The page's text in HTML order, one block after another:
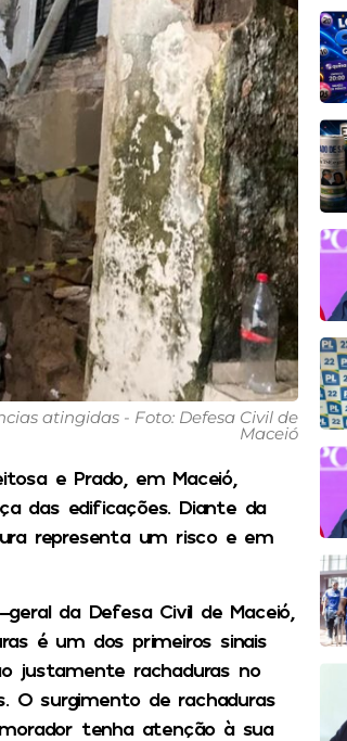
atingidas - Foto: Defesa Civil de
Maceió
e Prado, em Maceió,
das edificações. Diante da
representa um risco e em
da Defesa Civil de Maceió,
é um dos primeiros sinais
justamente rachaduras no
O surgimento de rachaduras
tenha atenção à sua